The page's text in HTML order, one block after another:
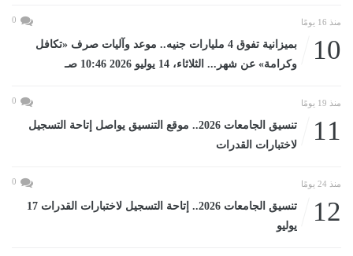
منذ 16 يومًا 0
10
بميزانية تفوق 4 مليارات جنيه.. موعد وآليات صرف «تكافل
وكرامة» عن شهر... الثلاثاء، 14 يوليو 2026 10:46 صـ
منذ 19 يومًا 0
11
تنسيق الجامعات 2026.. موقع التنسيق يواصل إتاحة التسجيل
لاختبارات القدرات
منذ 24 يومًا 0
12
تنسيق الجامعات 2026.. إتاحة التسجيل لاختبارات القدرات 17
يوليو